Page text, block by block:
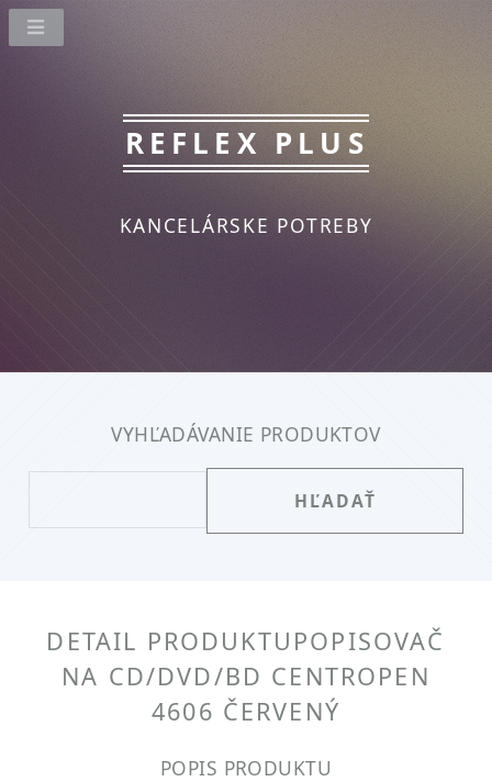
REFLEX PLUS
KANCELÁRSKE POTREBY
VYHĽADÁVANIE PRODUKTOV
DETAIL PRODUKTU POPISOVAČ
NA CD/DVD/BD CENTROPEN
4606 ČERVENÝ
POPIS PRODUKTU